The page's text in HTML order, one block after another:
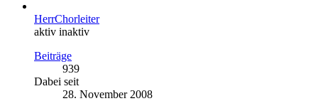
HerrChorleiter
aktiv inaktiv
Beiträge
939
Dabei seit
28. November 2008